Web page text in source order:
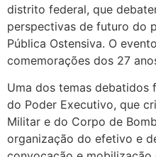
distrito federal, que
perspectivas de futuro do
Pública Ostensiva. O
comemorações dos 27
Uma dos temas debatidos
do Poder Executivo, que
Militar e do Corpo de
organização do efetivo e